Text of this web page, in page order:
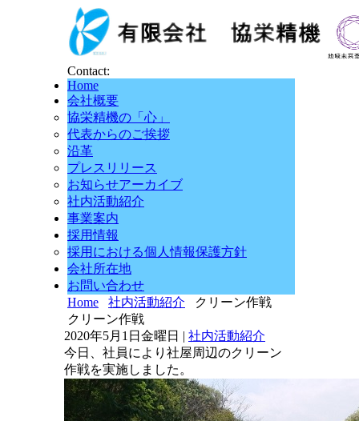
Contact:
Home
会社概要
協栄精機の「心」
代表からのご挨拶
沿革
プレスリリース
お知らせアーカイブ
社内活動紹介
事業案内
採用情報
採用における個人情報保護方針
会社所在地
お問い合わせ
Home
社内活動紹介
クリーン作戦
クリーン作戦
2020年5月1日金曜日 | 社内活動紹介
今日、社員により社屋周辺のクリーン
作戦を実施しました。